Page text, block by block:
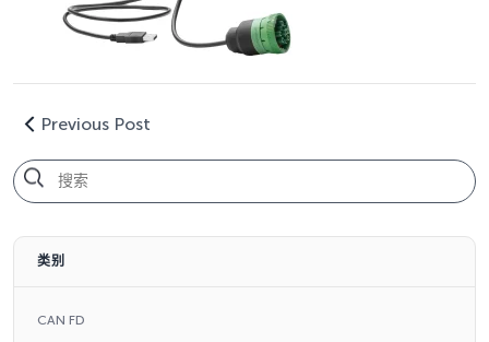
Previous Post
类别
CAN FD